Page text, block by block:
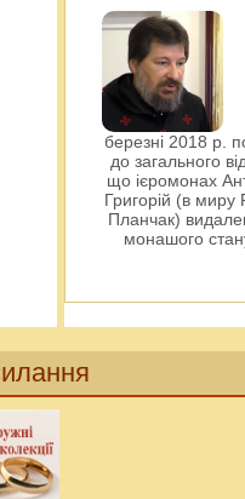
березні 2018 р.
до загального
що ієромонах
Григорій (в миру
Планчак)
монашого